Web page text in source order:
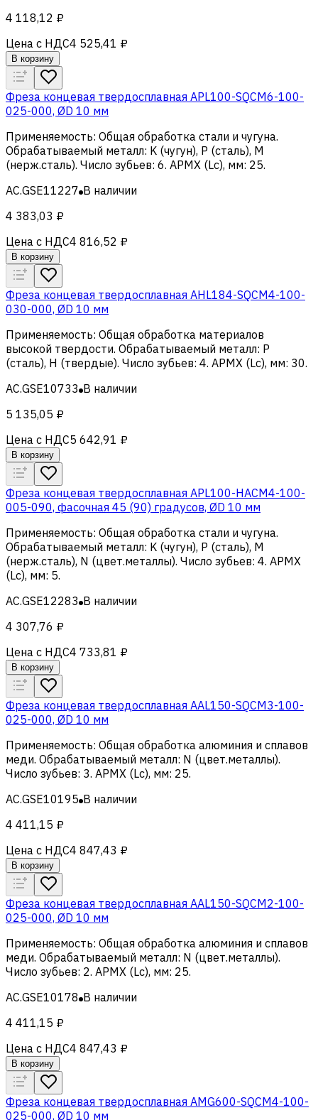
4 118,12 ₽
Цена с НДС4 525,41 ₽
В корзину
Фреза концевая твердосплавная APL100-SQCM6-100-
025-000, ØD 10 мм
Применяемость: Общая обработка стали и чугуна.
Обрабатываемый металл: K (чугун), Р (сталь), M
(нерж.сталь). Число зубьев: 6. APMX (Lc), мм: 25.
AC.GSE11227 В наличии
4 383,03 ₽
Цена с НДС4 816,52 ₽
В корзину
Фреза концевая твердосплавная AHL184-SQCM4-100-
030-000, ØD 10 мм
Применяемость: Общая обработка материалов
высокой твердости. Обрабатываемый металл: Р
(сталь), H (твердые). Число зубьев: 4. APMX (Lc), мм: 30.
AC.GSE10733 В наличии
5 135,05 ₽
Цена с НДС5 642,91 ₽
В корзину
Фреза концевая твердосплавная APL100-HACM4-100-
005-090, фасочная 45 (90) градусов, ØD 10 мм
Применяемость: Общая обработка стали и чугуна.
Обрабатываемый металл: K (чугун), Р (сталь), M
(нерж.сталь), N (цвет.металлы). Число зубьев: 4. APMX
(Lc), мм: 5.
AC.GSE12283 В наличии
4 307,76 ₽
Цена с НДС4 733,81 ₽
В корзину
Фреза концевая твердосплавная AAL150-SQCM3-100-
025-000, ØD 10 мм
Применяемость: Общая обработка алюминия и сплавов
меди. Обрабатываемый металл: N (цвет.металлы).
Число зубьев: 3. APMX (Lc), мм: 25.
AC.GSE10195 В наличии
4 411,15 ₽
Цена с НДС4 847,43 ₽
В корзину
Фреза концевая твердосплавная AAL150-SQCM2-100-
025-000, ØD 10 мм
Применяемость: Общая обработка алюминия и сплавов
меди. Обрабатываемый металл: N (цвет.металлы).
Число зубьев: 2. APMX (Lc), мм: 25.
AC.GSE10178 В наличии
4 411,15 ₽
Цена с НДС4 847,43 ₽
В корзину
Фреза концевая твердосплавная AMG600-SQCM4-100-
025-000, ØD 10 мм